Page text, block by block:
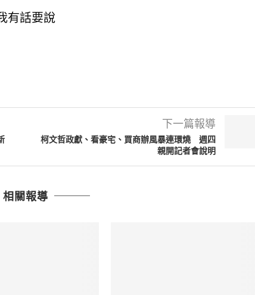
有話要說
下一篇報導
柯文哲政獻、看豪宅、買商辦風暴連環燒 週四
親開記者會說明
相關報導